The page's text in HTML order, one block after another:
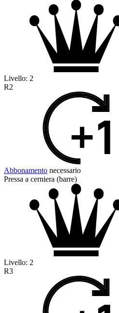
Livello: 2
R2
Abbonamento necessario
Pressa a cerniera (barre)
Livello: 2
R3